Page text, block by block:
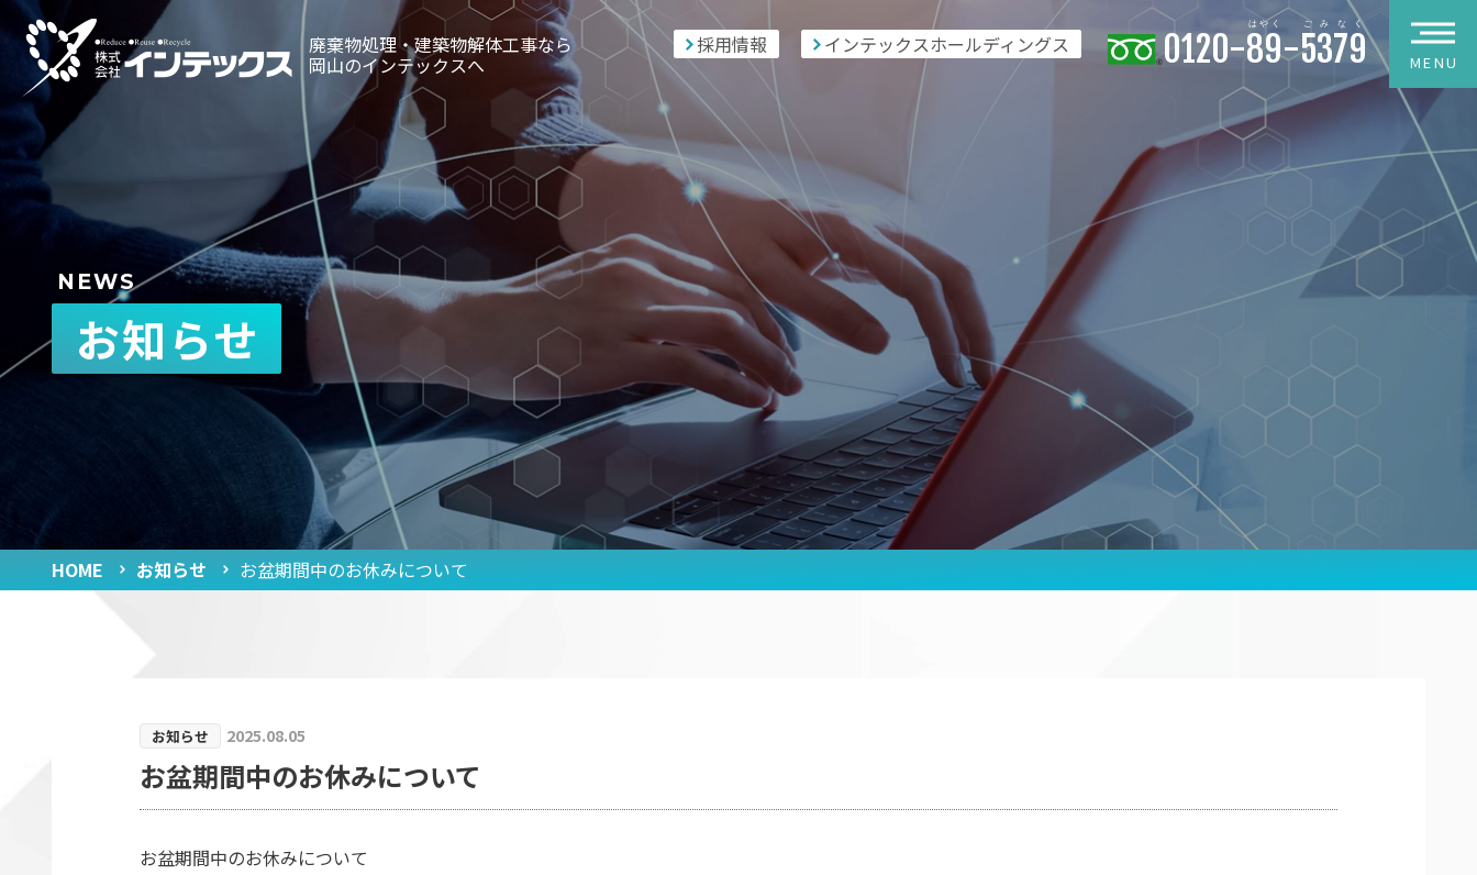
廃棄物処理・建築物解体工事なら
岡山のインテックスへ
採用情報 インテックスホールディングス 0120-89-5379 MENU
0120-89-5379
受付時間／8：00～17：00（土日除く）
お問い合わせ
廃棄物処理
取扱品目
産業廃棄物処理フロー
お客様お取引までの流れ
インテックスの強み
社長メッセージ
会社概要
採用情報
お知らせ
個人情報保護方針
グループ企業
NEWS
お知らせ
HOME お知らせ お盆期間中のお休みについて
お知らせ 2025.08.05
お盆期間中のお休みについて
お盆期間中のお休みについて